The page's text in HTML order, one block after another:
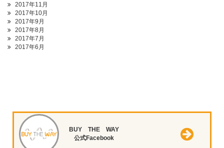
2017年11月
2017年10月
2017年9月
2017年8月
2017年7月
2017年6月
BUY THE WAY
公式Facebook